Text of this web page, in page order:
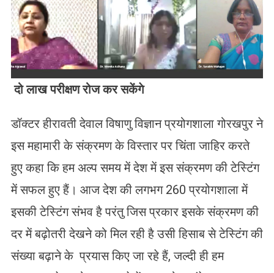
दो लाख परीक्षण रोज कर सकेंगे
डॉक्टर हीरावती देवाल विषाणु विज्ञान प्रयोगशाला गोरखपुर ने
इस महामारी के संक्रमण के विस्तार पर चिंता जाहिर करते
हुए कहा कि हम अल्प समय में देश में इस संक्रमण की टेस्टिंग
में सफल हुए हैं। आज देश की लगभग 260 प्रयोगशाला में
इसकी टेस्टिंग संभव है परंतु जिस प्रकार इसके संक्रमण की
दर में बढ़ोतरी देखने को मिल रही है उसी हिसाब से टेस्टिंग की
संख्या बढ़ाने के प्रयास किए जा रहे हैं, जल्दी ही हम